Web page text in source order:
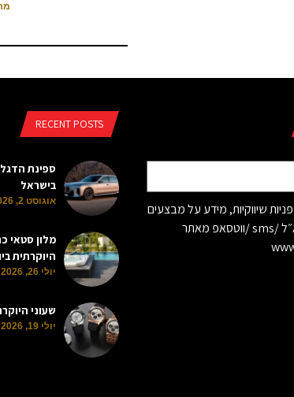
מרץ
RECENT POSTS
ספינת
בישראל
אוגוסט 2, 2026
מלון סטאי
היוקרתית
יולי 26, 2026
שעוני
יולי 19, 2026
שיווקיות, מידע על מבצעים
והטבות לרבות בדוא״ל /sms /ווטסאפ מאתר